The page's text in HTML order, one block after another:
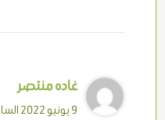
غاده منتصر
9 يونيو 2022 الساعة 4:55 مساءً